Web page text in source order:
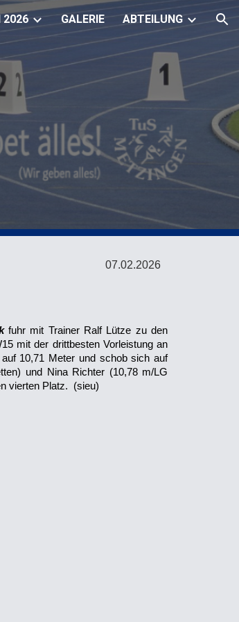
2026 GALERIE ABTEILUNG
07.02.2026
fuhr mit Trainer Ralf Lütze zu den
mit der drittbesten Vorleistung an
10,71 Meter und schob sich auf
und Nina Richter (10,78 m/LG
vierten Platz. (sieu)